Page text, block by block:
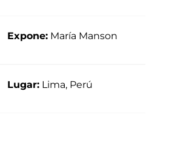
Expone: María Manson
Lugar: Lima, Perú